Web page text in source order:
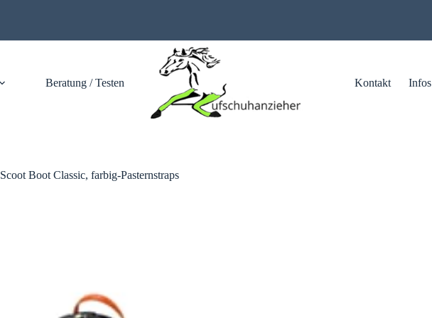
Beratung / Testen Kontakt Infos
Scoot Boot Classic, farbig-Pasternstraps